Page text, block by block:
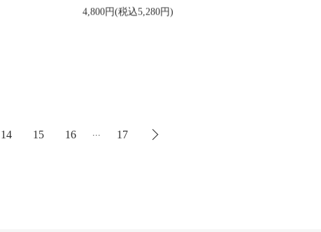
4,800円(税込5,280円)
14 15 16 17